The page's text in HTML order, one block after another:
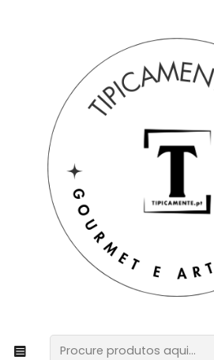
Lenço Tradicional Português 1,20 m